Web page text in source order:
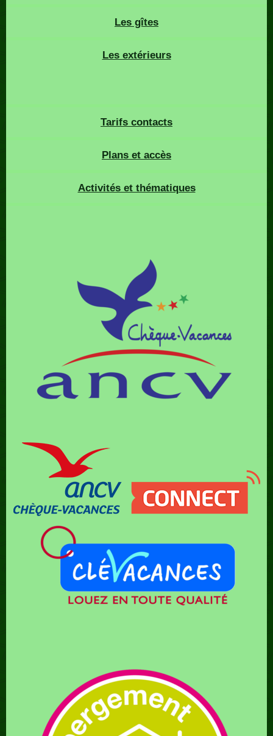
Les gîtes
Les extérieurs
Tarifs contacts
Plans et accès
Activités et thématiques